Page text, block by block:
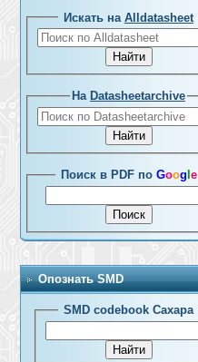
Искать на Alldatasheet
На Datasheetarchive
Поиск в PDF по Goog e
Опознать SMD
SMD codebook Сахара